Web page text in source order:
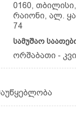
0160,
რაიონი, ალ.
74
სამუშაო
ორშაბათი -